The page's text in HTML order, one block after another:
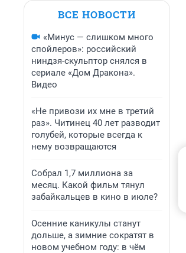
ВСЕ НОВОСТИ
«Минус — слишком много
спойлеров»: российский
ниндзя-скульптор снялся в
сериале «Дом Дракона».
Видео
«Не привози их мне в третий
раз». Читинец 40 лет разводит
голубей, которые всегда к
нему возвращаются
Собрал 1,7 миллиона за
месяц. Какой фильм тянул
забайкальцев в кино в июле?
Осенние каникулы станут
дольше, а зимние сократят в
новом учебном году: в чём